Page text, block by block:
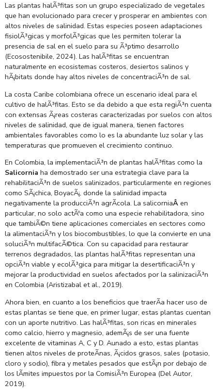
Las plantas halÃ³fitas son un grupo especializado de vegetales
que han evolucionado para crecer y prosperar en ambientes con
altos niveles de salinidad. Estas especies poseen adaptaciones
fisiolÃ³gicas y morfolÃ³gicas que les permiten tolerar la
presencia de sal en el suelo para su Ã³ptimo desarrollo
(Ecosostenibile, 2024). Las halÃ³fitas se encuentran
naturalmente en ecosistemas costeros, desiertos salinos y
hÃ¡bitats donde hay altos niveles de concentraciÃ³n de sal.
La costa Caribe colombiana ofrece un escenario ideal para el
cultivo de halÃ³fitas. Esto se da debido a que esta regiÃ³n cuenta
con extensas Ã¡reas costeras caracterizadas por suelos con altos
niveles de salinidad, que de igual manera, tienen factores
ambientales favorables como lo es la abundante luz solar y las
temperaturas que promueven el crecimiento continuo.
En Colombia, la implementaciÃ³n de plantas halÃ³fitas como la
Salicornia ha demostrado ser una estrategia clave para la
rehabilitaciÃ³n de suelos salinizados, particularmente en regiones
como SÃ¡chica, BoyacÃ¡, donde la salinidad impacta
negativamente la producciÃ³n agrÃ­cola. La salicorniaÂ en
particular, no solo actÃºa como una especie rehabilitadora, sino
que tambiÃ©n tiene aplicaciones comerciales en sectores como
la alimentaciÃ³n y los biocombustibles, lo que la convierte en una
soluciÃ³n multifacÃ©tica. Con su capacidad para restaurar
terrenos degradados, las plantas halÃ³fitas representan una
opciÃ³n viable y ecolÃ³gica para mitigar la desertificaciÃ³n y
mejorar la productividad en suelos afectados por la salinizaciÃ³n
en Colombia (Aristizabal et al., 2019).
Ahora bien, en cuanto a los beneficios que traerÃ­a hacer uso de
estas plantas se tiene que, en primer lugar, estas plantas cuentan
con un aporte nutritivo. Las halÃ³fitas, son ricas en minerales
como calcio, hierro y magnesio, ademÃ¡s de ser una fuente
excelente de vitaminas A, C y D. Aunado a esto, estas plantas
tienen altos niveles de proteÃ­nas, Ã¡cidos grasos, sales (potasio,
cloro y sodio), fibra y metales pesados que estÃ¡n por debajo de
los lÃ­mites impuestos por la ComisiÃ³n Europea (Del Autor,
2019).